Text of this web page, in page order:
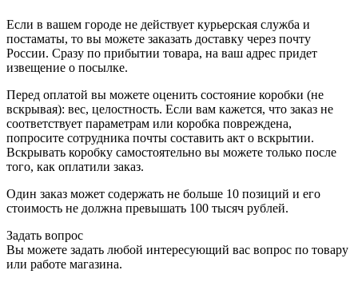
Если в вашем городе не действует курьерская служба и
постаматы, то вы можете заказать доставку через почту
России. Сразу по прибытии товара, на ваш адрес придет
извещение о посылке.
Перед оплатой вы можете оценить состояние коробки (не
вскрывая): вес, целостность. Если вам кажется, что заказ не
соответствует параметрам или коробка повреждена,
попросите сотрудника почты составить акт о вскрытии.
Вскрывать коробку самостоятельно вы можете только после
того, как оплатили заказ.
Один заказ может содержать не больше 10 позиций и его
стоимость не должна превышать 100 тысяч рублей.
Задать вопрос
Вы можете задать любой интересующий вас вопрос по товару
или работе магазина.